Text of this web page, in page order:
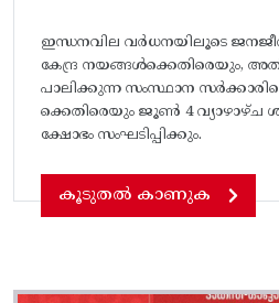
ഇന്ധനവില വർധനയിലൂടെ
കേന്ദ്ര നയങ്ങൾക്കെതിരെയും,
പാലിക്കുന്ന സംസ്ഥാന
ക്കെതിരെയും ജൂൺ 4 വ്യാഴാഴ്ച
ക്ഷോഭം സംഘടിപ്പിക്കും.
കൂടുതൽ കാണുക